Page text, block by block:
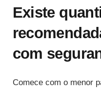
Existe
com
Comece com o menor